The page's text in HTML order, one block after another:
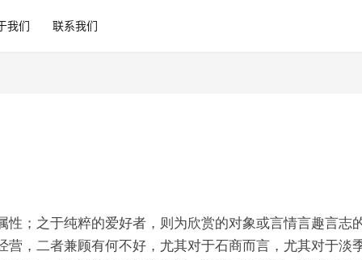
我们 联系我们
性；之于纯粹的爱好者，则为欣赏的对象或言情言趣言志
，二者兼顾有何不好，尤其对于石商而言，尤其对于淡